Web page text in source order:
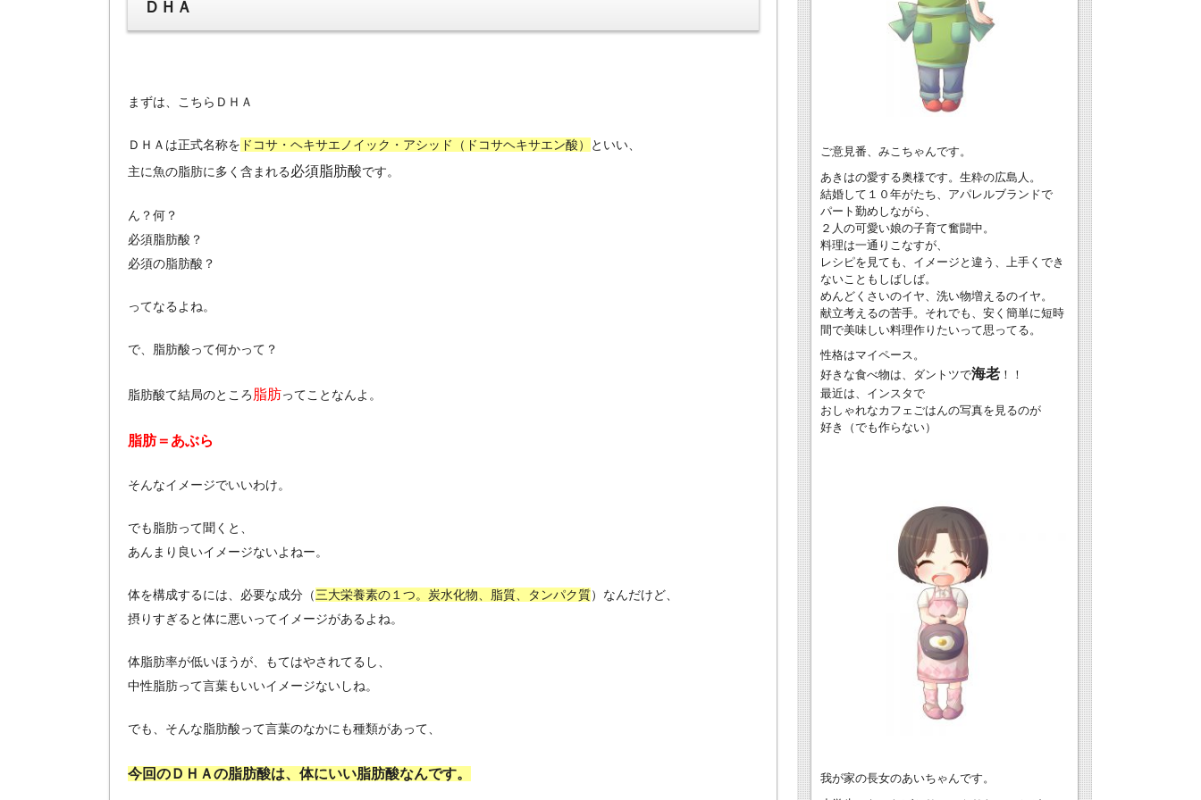
ＤＨＡ
まずは、こちらＤＨＡ
ＤＨＡは正式名称を ドコサ・ヘキサエノイック・アシッド（ドコサヘキサエン酸）
といい、
主に魚の脂肪に多く含まれる必須脂肪酸です。
ん？何？
必須脂肪酸？
必須の脂肪酸？
ってなるよね。
で、脂肪酸って何かって？
脂肪酸て結局のところ 脂肪ってことなんよ。
脂肪＝あぶら
そんなイメージでいいわけ。
でも脂肪って聞くと、
あんまり良いイメージないよねー。
体を構成するには、必要な成分（三大栄養素の１つ。炭水化物、脂質、タンパク質）なんだけど、
摂りすぎると体に悪いってイメージがあるよね。
体脂肪率が低いほうが、もてはやされてるし、
中性脂肪って言葉もいいイメージないしね。
でも、そんな脂肪酸って言葉のなかにも種類があって、
今回のＤＨＡの脂肪酸は、体にいい脂肪酸なんです。
ご意見番、みこちゃんです。
あきはの愛する奥様です。生粋の広島人。
結婚して１０年がたち、アパレルブランドで
パート勤めしながら、
２人の可愛い娘の子育て奮闘中。
料理は一通りこなすが、
レシピを見ても、イメージと違う、上手くでき
ないこともしばしば。
めんどくさいのイヤ、洗い物増えるのイヤ。
献立考えるの苦手。それでも、安く簡単に短時
間で美味しい料理作りたいって思ってる。
性格はマイペース。
好きな食べ物は、ダントツで海老 ！！
最近は、インスタで
おしゃれなカフェごはんの写真を見るのが
好き（でも作らない）
我が家の長女のあいちゃんです。